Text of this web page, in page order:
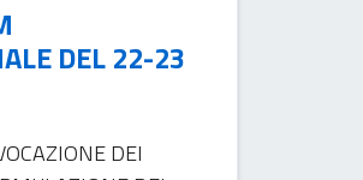
DEL 22-23
DEI